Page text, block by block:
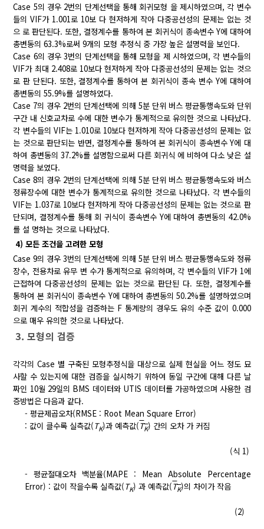
Case 5의 경우 2번의 단계선택을 통해 회귀모형 을 제시하였으며, 각 변수
들의 VIF가 1.001로 10보 다 현저하게 작아 다중공선성의 문제는 없는 것
으 로 판단된다. 또한, 결정계수를 통하여 본 회귀식이 종속변수 Y에 대하여
총변동의 63.3%로써 9개의 모형 추정식 중 가장 높은 설명력을 보인다.
Case 6의 경우 3번의 단계선택을 통해 모형을 제 시하였으며, 각 변수들의
VIF가 최대 2.408로 10보다 현저하게 작아 다중공선성의 문제는 없는 것으
로 판 단된다. 또한, 결정계수를 통하여 본 회귀식이 종속 변수 Y에 대하여
총변동의 55.9%를 설명하였다.
Case 7의 경우 2번의 단계선택에 의해 5분 단위 버스 평균통행속도와 단위
구간 내 신호교차로 수에 대한 변수가 통계적으로 유의한 것으로 나타났다.
각 변수들의 VIF는 1.010로 10보다 현저하게 작아 다중공선성의 문제는 없
는 것으로 판단되는 반면, 결정계수를 통하여 본 회귀식이 종속변수 Y에 대
하여 총변동의 37.2%를 설명함으로써 다른 회귀식 에 비하여 다소 낮은 설
명력을 보였다.
Case 8의 경우 2번의 단계선택에 의해 5분 단위 버스 평균통행속도와 버스
정류장수에 대한 변수가 통계적으로 유의한 것으로 나타났다. 각 변수들의
VIF는 1.037로 10보다 현저하게 작아 다중공선성의 문제는 없는 것으로 판
단되며, 결정계수를 통해 회 귀식이 종속변수 Y에 대하여 총변동의 42.0%
를 설 명하는 것으로 나타났다.
4) 모든 조건을 고려한 모형
Case 9의 경우 3번의 단계선택에 의해 5분 단위 버스 평균통행속도와 정류
장수, 전용차로 유무 변 수가 통계적으로 유의하며, 각 변수들의 VIF가 1에
근접하여 다중공선성의 문제는 없는 것으로 판단된 다. 또한, 결정계수를
통하여 본 회귀식이 종속변수 Y에 대하여 총변동의 50.2%를 설명하였으며
회귀 계수의 적합성을 검증하는 F 통계량의 경우도 유의 수준 값이 0.000
으로 매우 유의한 것으로 나타났다.
3. 모형의 검증
각각의 Case 별 구축된 모형추정식을 대상으로 실제 현실을 어느 정도 묘
사할 수 있는지에 대한 검증을 실시하기 위하여 동일 구간에 대해 다른 날
짜인 10월 29일의 BMS 데이터와 UTIS 데이터를 가공하였으며 사용한 검
증방법은 다음과 같다.
- 평균제곱오차(RMSE : Root Mean Square Error)
: 값이 클수록 실측값(TK)과 예측값(TK) 간의 오차 가 커짐
(식 1)
- 평균절대오차 백분율(MAPE : Mean Absolute Percentage
Error) : 값이 작을수록 실측값(TK) 과 예측값(TK)의 차이가 작음
(2)